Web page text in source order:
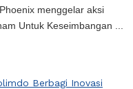
menggelar aksi
Untuk Keseimbangan ...
Berbagi Inovasi